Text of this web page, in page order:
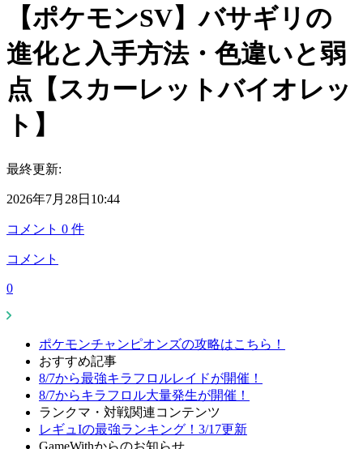
【ポケモンSV】バサギリの
進化と入手方法・色違いと弱
点【スカーレットバイオレッ
ト】
最終更新:
2026年7月28日10:44
コメント 0 件
コメント
0
ポケモンチャンピオンズの攻略はこちら！
おすすめ記事
8/7から最強キラフロルレイドが開催！
8/7からキラフロル大量発生が開催！
ランクマ・対戦関連コンテンツ
レギュIの最強ランキング！3/17更新
GameWithからのお知らせ